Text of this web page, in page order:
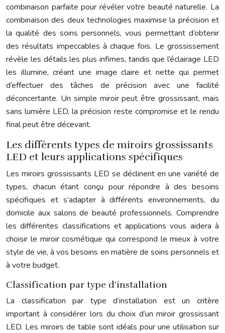
combinaison parfaite pour révéler votre beauté naturelle. La
combinaison des deux technologies maximise la précision et
la qualité des soins personnels, vous permettant d’obtenir
des résultats impeccables à chaque fois. Le grossissement
révèle les détails les plus infimes, tandis que l’éclairage LED
les illumine, créant une image claire et nette qui permet
d’effectuer des tâches de précision avec une facilité
déconcertante. Un simple miroir peut être grossissant, mais
sans lumière LED, la précision reste compromise et le rendu
final peut être décevant.
Les différents types de miroirs grossissants
LED et leurs applications spécifiques
Les miroirs grossissants LED se déclinent en une variété de
types, chacun étant conçu pour répondre à des besoins
spécifiques et s’adapter à différents environnements, du
domicile aux salons de beauté professionnels. Comprendre
les différentes classifications et applications vous aidera à
choisir le miroir cosmétique qui correspond le mieux à votre
style de vie, à vos besoins en matière de soins personnels et
à votre budget.
Classification par type d’installation
La classification par type d’installation est un critère
important à considérer lors du choix d’un miroir grossissant
LED. Les miroirs de table sont idéals pour une utilisation sur